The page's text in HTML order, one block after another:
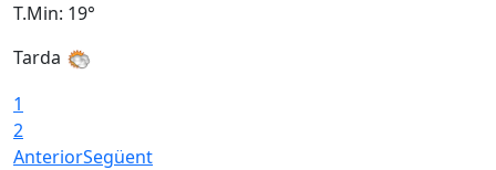
T.Min: 19°
Tarda
1
2
AnteriorSegüent